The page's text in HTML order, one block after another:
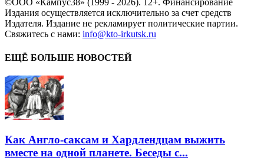
©ООО «Кампус38» (1999 - 2026). 12+. Финансирование
Издания осуществляется исключительно за счет средств
Издателя. Издание не рекламирует политические партии.
Свяжитесь с нами: info@kto-irkutsk.ru
ЕЩЁ БОЛЬШЕ НОВОСТЕЙ
Как Англо-саксам и Хардлендцам выжить
вместе на одной планете. Беседы с...